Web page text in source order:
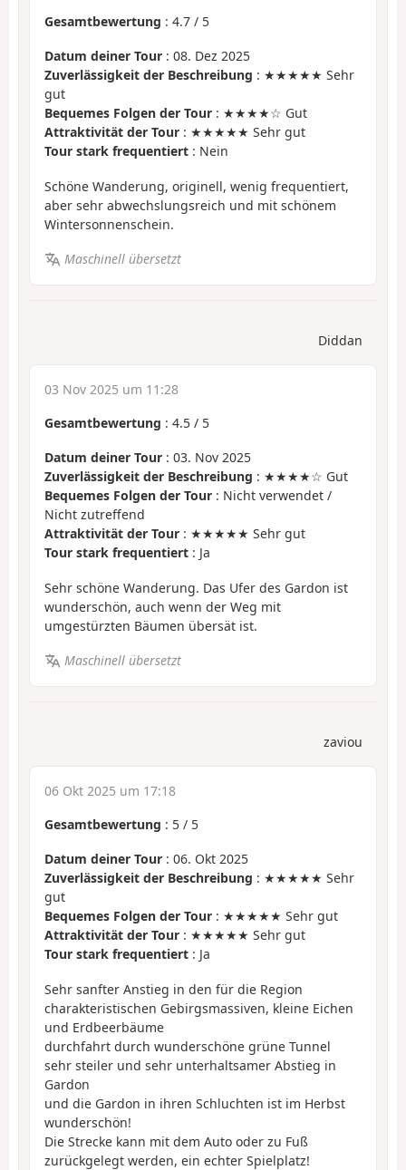
Gesamtbewertung : 4.7 / 5
Datum deiner Tour : 08. Dez 2025
Zuverlässigkeit der Beschreibung : ★★★★★ Sehr
gut
Bequemes Folgen der Tour : ★★★★☆ Gut
Attraktivität der Tour : ★★★★★ Sehr gut
Tour stark frequentiert : Nein
Schöne Wanderung, originell, wenig frequentiert,
aber sehr abwechslungsreich und mit schönem
Wintersonnenschein.
Maschinell übersetzt
Diddan
03 Nov 2025 um 11:28
Gesamtbewertung : 4.5 / 5
Datum deiner Tour : 03. Nov 2025
Zuverlässigkeit der Beschreibung : ★★★★☆ Gut
Bequemes Folgen der Tour : Nicht verwendet /
Nicht zutreffend
Attraktivität der Tour : ★★★★★ Sehr gut
Tour stark frequentiert : Ja
Sehr schöne Wanderung. Das Ufer des Gardon ist
wunderschön, auch wenn der Weg mit
umgestürzten Bäumen übersät ist.
Maschinell übersetzt
zaviou
06 Okt 2025 um 17:18
Gesamtbewertung : 5 / 5
Datum deiner Tour : 06. Okt 2025
Zuverlässigkeit der Beschreibung : ★★★★★ Sehr
gut
Bequemes Folgen der Tour : ★★★★★ Sehr gut
Attraktivität der Tour : ★★★★★ Sehr gut
Tour stark frequentiert : Ja
Sehr sanfter Anstieg in den für die Region
charakteristischen Gebirgsmassiven, kleine Eichen
und Erdbeerbäume
durchfahrt durch wunderschöne grüne Tunnel
sehr steiler und sehr unterhaltsamer Abstieg in
Gardon
und die Gardon in ihren Schluchten ist im Herbst
wunderschön!
Die Strecke kann mit dem Auto oder zu Fuß
zurückgelegt werden, ein echter Spielplatz!